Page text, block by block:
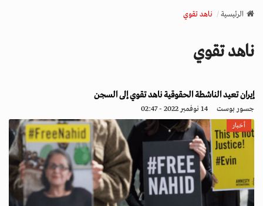
v
a
o
n
الرئيسية ناهد تقوي
ناهد تقوي
إيران تعيد الناشطة الحقوقية ناهد تقوي إلى السجن
جسور بوست 14 نوفمبر 2022 - 02:47
أخبار